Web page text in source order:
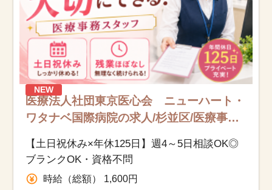
NEW
医療法人社団東京医心会 ニューハート・
ワタナベ国際病院の求人/杉並区/医療事務
（受付・クラーク）/派遣
【土日祝休み×年休125日】週4～5日相談OK◎
ブランクOK・資格不問
時給（総額） 1,600円